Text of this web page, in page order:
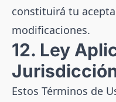
constituirá tu
modificaciones.
12. Ley
Estos Términos de